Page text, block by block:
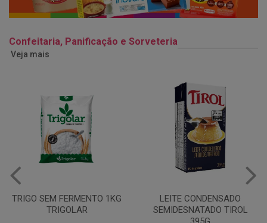
Confeitaria, Panificação e Sorveteria
Veja mais
LEITE CONDENSADO
SEMIDESNATADO TIROL
CHANTILINHO EM PO 400G
MIX